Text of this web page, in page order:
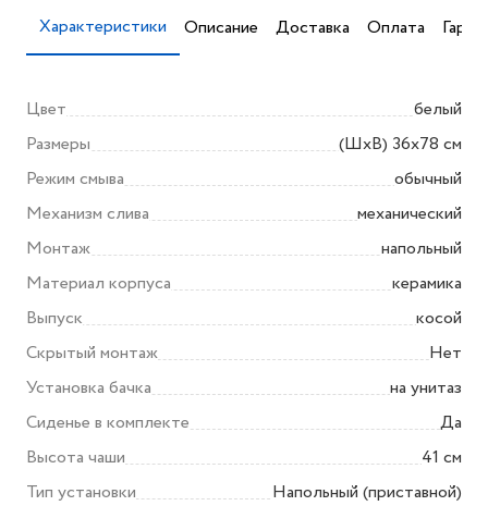
Характеристики Описание Доставка Оплата
Цвет
белый
Размеры
(ШхВ) 36x78 см
Режим смыва
обычный
Механизм слива
механический
Монтаж
напольный
Материал корпуса
керамика
Выпуск
косой
Скрытый монтаж
Нет
Установка бачка
на унитаз
Сиденье в комплекте
Да
Высота чаши
41 см
Тип установки
Напольный (приставной)